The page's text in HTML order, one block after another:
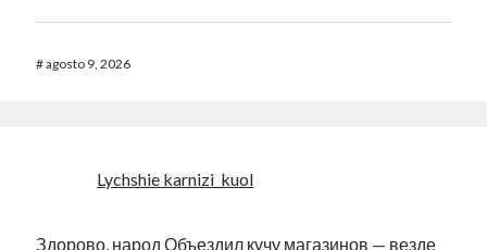
#agosto 9, 2026
Lychshie karnizi_kuol
Здорово, народ Объездил кучу магазинов — везде